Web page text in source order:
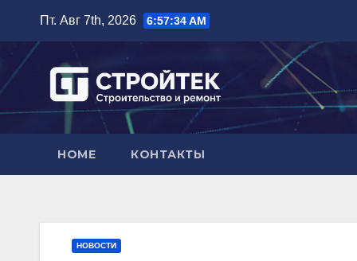
содержимому
Пт. Авг 7th, 2026 6:57:35 AM
HOME КОНТАКТЫ
НОВОСТИ